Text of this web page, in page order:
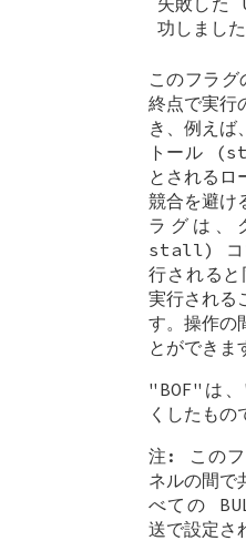
功しました
このフラ
終点で実行
き、例えば
トール
とされるロ
競合を避け
ラグは
stall) コ
行される
実行される
す。操作の
とができま
"BOF"は
くしたもの
注: このフ
ネルの間で
べての
送で設定さ